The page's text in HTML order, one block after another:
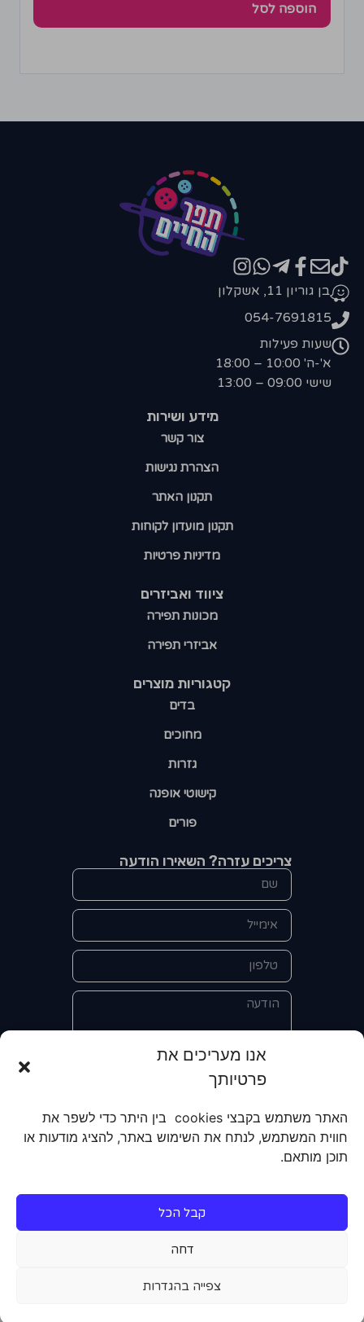
אנו מעריכים את
פרטיותך
האתר משתמש בקבצי cookies בין היתר כדי לשפר את
חווית המשתמש, לנתח את השימוש באתר, להציג מודעות או
תוכן מותאם.
קבל הכל
דחה
צפייה בהגדרות
הוספה לסל
קטגוריות מוצרים​
בדים
מחוכים
גזרות
קישוטי אופנה
פורים
ציווד ואביזרים
מכונות תפירה
אביזרי תפירה
מידע ושירות
צור קשר
הצהרת נגישות
תקנון האתר
תקנון מועדון לקוחות
מדיניות פרטיות
בן גוריון 11, אשקלון
054-7691815
שעות פעילות
א'-ה' 10:00 – 18:00
שישי 09:00 – 13:00
צריכים עזרה? השאירו הודעה
אני מאשר/ת את מסירת הפרטים
קבלת מידע על מוצרים, שירותים, מועדון
לקוחות. אני מודע/ת שאוכל לבטל את
הרישום שלי בכל עת ושעל מסירת הפרטים